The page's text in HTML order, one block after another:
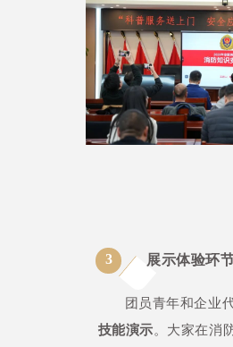
3 展示体验环
团员青年和企业
技能演示。大家在消